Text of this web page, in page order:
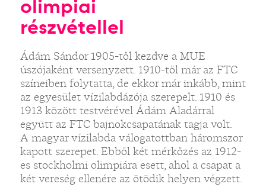
olimpiai
részvétellel
Ádám Sándor 1905-től kezdve a MUE
úszójaként versenyzett. 1910-től már az FTC
színeiben folytatta, de ekkor már inkább, mint
az egyesület vízilabdázója szerepelt. 1910 és
1913 között testvérével Ádám Aladárral
együtt az FTC bajnokcsapatának tagja volt.
A magyar vízilabda válogatottban háromszor
kapott szerepet. Ebből két mérkőzés az 1912-
es stockholmi olimpiára esett, ahol a csapat a
két vereség ellenére az ötödik helyen végzett.